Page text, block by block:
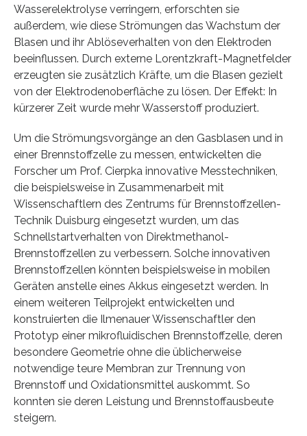
Wasserelektrolyse verringern, erforschten sie
außerdem, wie diese Strömungen das Wachstum der
Blasen und ihr Ablöseverhalten von den Elektroden
beeinflussen. Durch externe Lorentzkraft-Magnetfelder
erzeugten sie zusätzlich Kräfte, um die Blasen gezielt
von der Elektrodenoberfläche zu lösen. Der Effekt: In
kürzerer Zeit wurde mehr Wasserstoff produziert.
Um die Strömungsvorgänge an den Gasblasen und in
einer Brennstoffzelle zu messen, entwickelten die
Forscher um Prof. Cierpka innovative Messtechniken,
die beispielsweise in Zusammenarbeit mit
Wissenschaftlern des Zentrums für Brennstoffzellen-
Technik Duisburg eingesetzt wurden, um das
Schnellstartverhalten von Direktmethanol-
Brennstoffzellen zu verbessern. Solche innovativen
Brennstoffzellen könnten beispielsweise in mobilen
Geräten anstelle eines Akkus eingesetzt werden. In
einem weiteren Teilprojekt entwickelten und
konstruierten die Ilmenauer Wissenschaftler den
Prototyp einer mikrofluidischen Brennstoffzelle, deren
besondere Geometrie ohne die üblicherweise
notwendige teure Membran zur Trennung von
Brennstoff und Oxidationsmittel auskommt. So
konnten sie deren Leistung und Brennstoffausbeute
steigern.